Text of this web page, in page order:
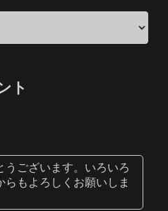
ト
うございます。いろいろ
らもよろしくお願いしま